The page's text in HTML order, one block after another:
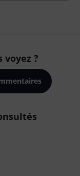
voyez ?